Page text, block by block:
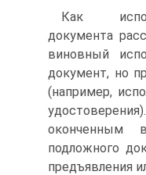
Как
документа
виновный
документ, но
(например,
оконченным
подложного
предъявления